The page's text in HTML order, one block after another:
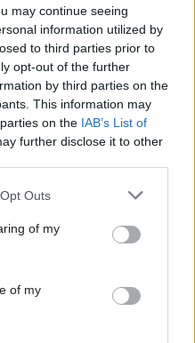
may continue seeing
information utilized by
to third parties prior to
opt-out of the further
by third parties on the
This information may
on the IAB’s List of
further disclose it to other
uses one or more Google
You may click to
and its third-party tags to
purposes in below Google
Outs
of my
of my